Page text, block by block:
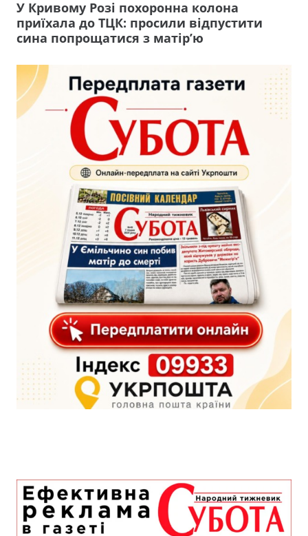
У Кривому Розі похоронна колона
приїхала до ТЦК: просили відпустити
сина попрощатися з матір’ю